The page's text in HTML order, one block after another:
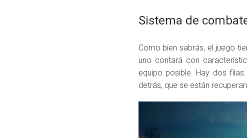
Sistema de
Como bien sabrás, el juego
uno contará con
equipo posible. Hay dos
detrás, que se están